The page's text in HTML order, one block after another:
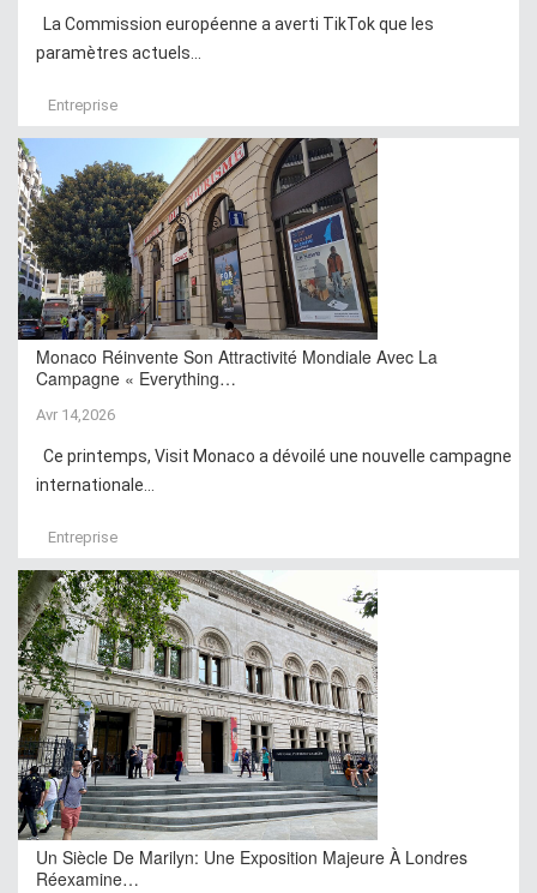
La Commission européenne a averti TikTok que les
paramètres actuels...
Entreprise
Monaco Réinvente Son Attractivité Mondiale Avec La
Campagne « Everything…
Avr 14,2026
Ce printemps, Visit Monaco a dévoilé une nouvelle campagne
internationale...
Entreprise
Un Siècle De Marilyn: Une Exposition Majeure À Londres
Réexamine…